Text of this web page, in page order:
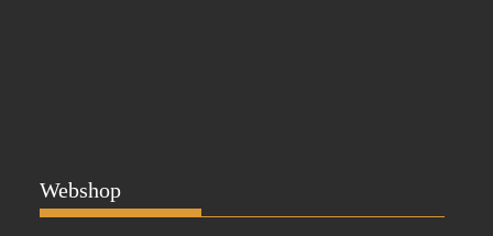
Webshop